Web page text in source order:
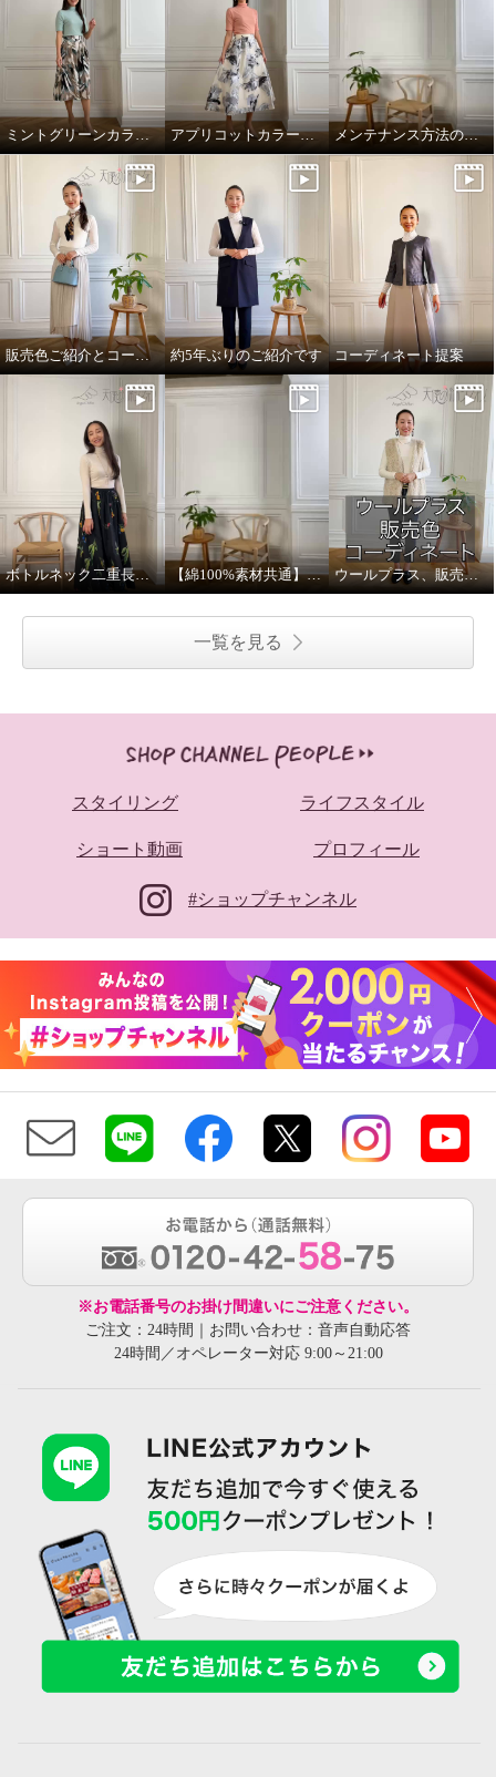
ミントグリーンカラーのご紹介 アプリコットカラーのご紹介 メンテナンス方法のご紹介
販売色ご紹介とコーディネートご提案 約5年ぶりのご紹介です コーディネート提案
ボトルネック二重長袖プルオーバー、販売色とコーディネイト提案 【綿100%素材共通】天使の綿シフォンお手入れ方法 ウールプラス、販売色、コーディネート案のご紹介
一覧を見る
スタイリング ライフスタイル
ショート動画 プロフィール
#ショップチャンネル
※お電話番号のお掛け間違いにご注意ください。
ご注文：24時間｜お問い合わせ：音声自動応答
24時間／オペレーター対応 9:00～21:00